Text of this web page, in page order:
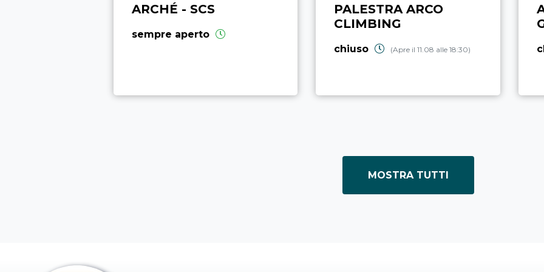
ARCHÉ - SCS
sempre aperto
PALESTRA ARCO
CLIMBING
chiuso (Apre il 11.08 alle 18:30)
MOSTRA TUTTI